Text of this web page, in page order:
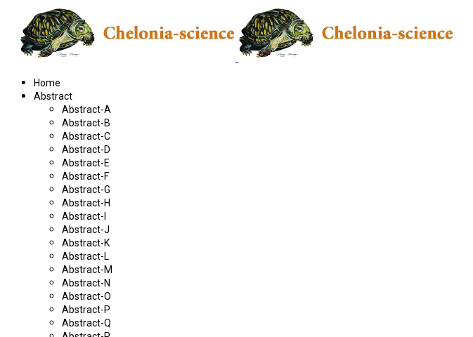
Home
Abstract
Abstract-A
Abstract-B
Abstract-C
Abstract-D
Abstract-E
Abstract-F
Abstract-G
Abstract-H
Abstract-I
Abstract-J
Abstract-K
Abstract-L
Abstract-M
Abstract-N
Abstract-O
Abstract-P
Abstract-Q